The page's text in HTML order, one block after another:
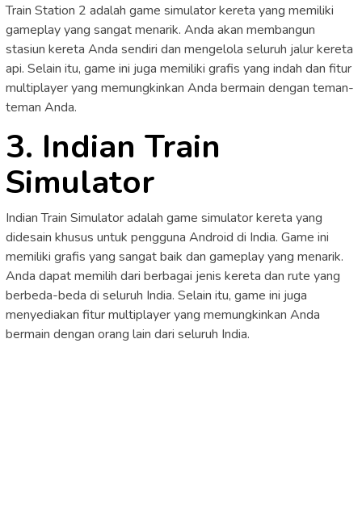
Train Station 2 adalah game simulator kereta yang memiliki
gameplay yang sangat menarik. Anda akan membangun
stasiun kereta Anda sendiri dan mengelola seluruh jalur kereta
api. Selain itu, game ini juga memiliki grafis yang indah dan fitur
multiplayer yang memungkinkan Anda bermain dengan teman-
teman Anda.
3. Indian Train
Simulator
Indian Train Simulator adalah game simulator kereta yang
didesain khusus untuk pengguna Android di India. Game ini
memiliki grafis yang sangat baik dan gameplay yang menarik.
Anda dapat memilih dari berbagai jenis kereta dan rute yang
berbeda-beda di seluruh India. Selain itu, game ini juga
menyediakan fitur multiplayer yang memungkinkan Anda
bermain dengan orang lain dari seluruh India.